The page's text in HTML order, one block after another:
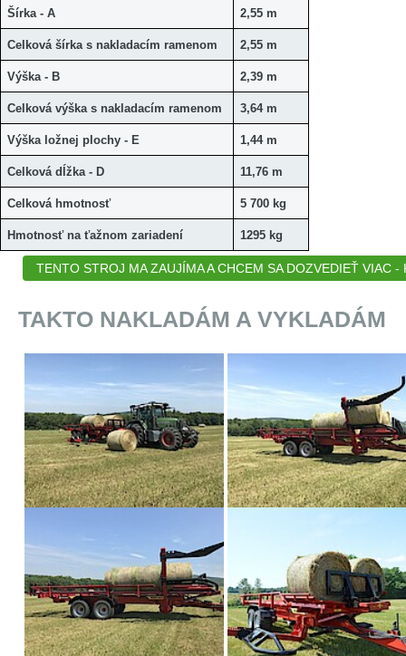
Šírka - A 2,55 m
Celková šírka s nakladacím ramenom 2,55 m
Výška - B 2,39 m
Celková výška s nakladacím ramenom 3,64 m
Výška ložnej plochy - E 1,44 m
Celková dĺžka - D 11,76 m
Celková hmotnosť 5 700 kg
Hmotnosť na ťažnom zariadení 1295 kg
TENTO STROJ MA ZAUJÍMA A CHCEM SA DOZVEDIEŤ VIAC -
TAKTO NAKLADÁM A VYKLADÁM